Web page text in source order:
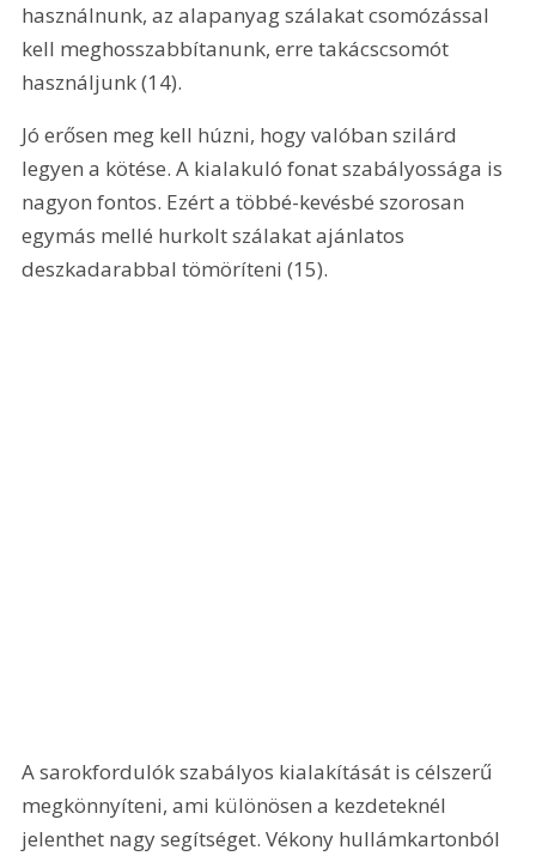
használnunk, az alapanyag szálakat csomózással
kell meghosszabbítanunk, erre takácscsomót
használjunk (14).
Jó erősen meg kell húzni, hogy valóban szilárd
legyen a kötése. A kialakuló fonat szabályossága is
nagyon fontos. Ezért a többé-kevésbé szorosan
egymás mellé hurkolt szálakat ajánlatos
deszkadarabbal tömöríteni (15).
A sarokfordulók szabályos kialakítását is célszerű
megkönnyíteni, ami különösen a kezdeteknél
jelenthet nagy segítséget. Vékony hullámkartonból